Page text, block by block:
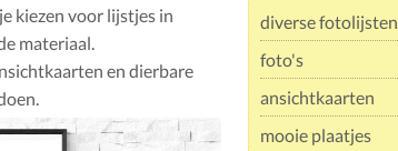
diverse fotolijsten
foto's
ansichtkaarten
mooie plaatjes
kiezen voor lijstjes in
materiaal.
en dierbare